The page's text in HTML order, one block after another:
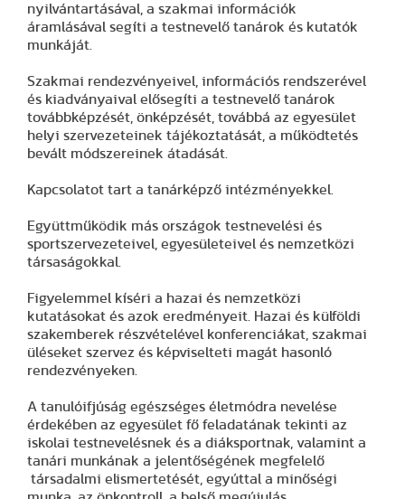
nyilvántartásával, a szakmai információk
áramlásával segíti a testnevelő tanárok és kutatók
munkáját.
Szakmai rendezvényeivel, információs rendszerével
és kiadványaival elősegíti a testnevelő tanárok
továbbképzését, önképzését, továbbá az egyesület
helyi szervezeteinek tájékoztatását, a működtetés
bevált módszereinek átadását.
Kapcsolatot tart a tanárképző intézményekkel.
Együttműködik más országok testnevelési és
sportszervezeteivel, egyesületeivel és nemzetközi
társaságokkal.
Figyelemmel kíséri a hazai és nemzetközi
kutatásokat és azok eredményeit. Hazai és külföldi
szakemberek részvételével konferenciákat, szakmai
üléseket szervez és képviselteti magát hasonló
rendezvényeken.
A tanulóifjúság egészséges életmódra nevelése
érdekében az egyesület fő feladatának tekinti az
iskolai testnevelésnek és a diáksportnak, valamint a
tanári munkának a jelentőségének megfelelő
társadalmi elismertetését, egyúttal a minőségi